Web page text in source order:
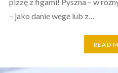
pizzę z figami! Pyszna – w
– jako danie wege lub z…
READ